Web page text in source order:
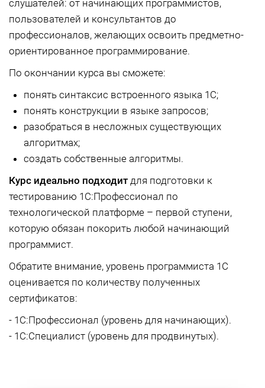
слушателей: от начинающих программистов,
пользователей и консультантов до
профессионалов, желающих освоить предметно-
ориентированное программирование.
По окончании курса вы сможете:
понять синтаксис встроенного языка 1С;
понять конструкции в языке запросов;
разобраться в несложных существующих
алгоритмах;
создать собственные алгоритмы.
Курс идеально подходитдля подготовки к
тестированию 1С:Профессионал по
технологической платформе – первой ступени,
которую обязан покорить любой начинающий
программист.
Обратите внимание, уровень программиста 1С
оценивается по количеству полученных
сертификатов:
- 1С:Профессионал (уровень для начинающих).
- 1С:Специалист (уровень для продвинутых).